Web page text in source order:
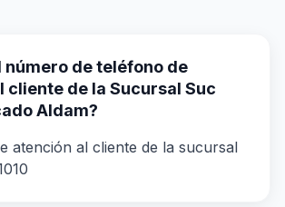
número de teléfono de
cliente de la Sucursal Suc
Aldam?
atención al cliente de la sucursal